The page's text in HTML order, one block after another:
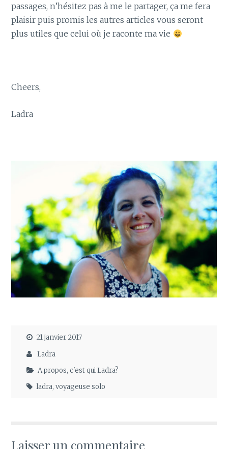
passages, n’hésitez pas à me le partager, ça me fera
plaisir puis promis les autres articles vous seront
plus utiles que celui où je raconte ma vie
Cheers,
Ladra
21 janvier 2017
Ladra
A propos, c'est qui Ladra?
ladra,voyageuse solo
Laisser un commentaire